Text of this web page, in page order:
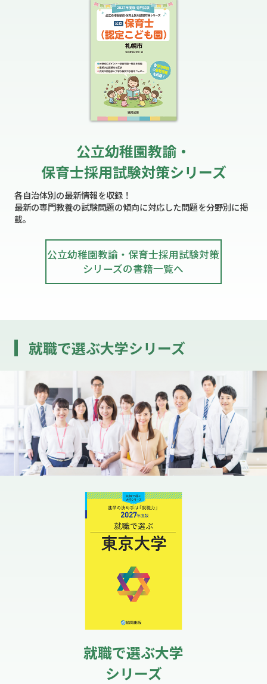
公立幼稚園教諭・
保育士採用試験対策シリーズ
各自治体別の最新情報を収録！
最新の専門教養の試験問題の傾向に対応した問題を分野別に掲
載。
公立幼稚園教諭・保育士採用試験対策
シリーズの書籍一覧へ
就職で選ぶ大学シリーズ
就職で選ぶ大学
シリーズ